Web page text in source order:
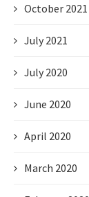
October 2021
July 2021
July 2020
June 2020
April 2020
March 2020